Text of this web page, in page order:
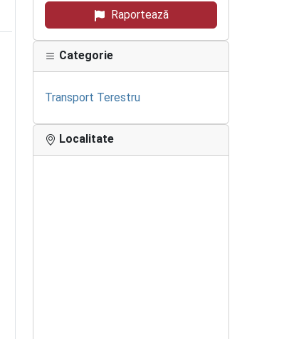
Raportează
Categorie
Transport Terestru
Localitate